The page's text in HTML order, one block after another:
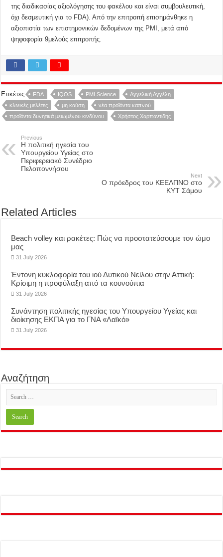
της διαδικασίας αξιολόγησης του φακέλου και είναι συμβουλευτική,
όχι δεσμευτική για το FDA). Από την επιτροπή επισημάνθηκε η
αξιοπιστία των επιστημονικών δεδομένων της ΡΜΙ, μετά από
ψηφοφορία 9μελούς επιτροπής.
Ετικέτες FDA IQOS PMI Science
Αγγελική Αγγέλη
κλινικές μελέτες
μη καύση
νέα προϊόντα καπνού
προϊόντα δυνητικά μειωμένου κινδύνου
Χρήστος Χαρπαντίδης
Previous
Η πολιτική ηγεσία του
Υπουργείου Υγείας στο
Περιφερειακό Συνέδριο
Πελοποννήσου
Next
Ο πρόεδρος του ΚΕΕΛΠΝΟ στο
ΚΥΤ Σάμου
Related Articles
Beach volley και ρακέτες: Πώς να προστατεύσουμε τον ώμο
μας
31 July 2026
Έντονη κυκλοφορία του ιού Δυτικού Νείλου στην Αττική:
Κρίσιμη η προφύλαξη από τα κουνούπια
31 July 2026
Συνάντηση πολιτικής ηγεσίας του Υπουργείου Υγείας και
διοίκησης ΕΚΠΑ για το ΓΝΑ «Λαϊκό»
31 July 2026
Αναζήτηση